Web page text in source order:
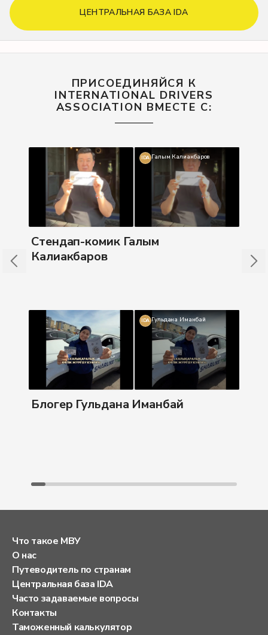
ЦЕНТРАЛЬНАЯ БАЗА IDA
ПРИСОЕДИНЯЙСЯ К
INTERNATIONAL DRIVERS
ASSOCIATION ВМЕСТЕ С:
IDA Галым Калиакбаров
Стендап-комик Галым
Калиакбаров
IDA Гульдана Иманбай
Блогер Гульдана Иманбай
Что такое МВУ
О нас
Путеводитель по странам
Центральная база IDA
Часто задаваемые вопросы
Контакты
Таможенный калькулятор